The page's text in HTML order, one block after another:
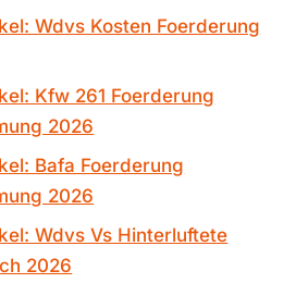
Wdvs Kosten Foerderung
Kfw 261 Foerderung
2026
Bafa Foerderung
2026
Wdvs Vs Hinterluftete
2026